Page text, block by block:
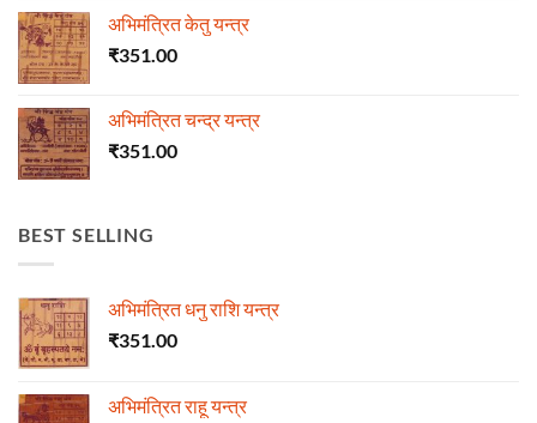
अभिमंत्रित केतु यन्त्र
₹351.00
अभिमंत्रित चन्द्र यन्त्र
₹351.00
BEST SELLING
अभिमंत्रित धनु राशि यन्त्र
₹351.00
अभिमंत्रित राहू यन्त्र